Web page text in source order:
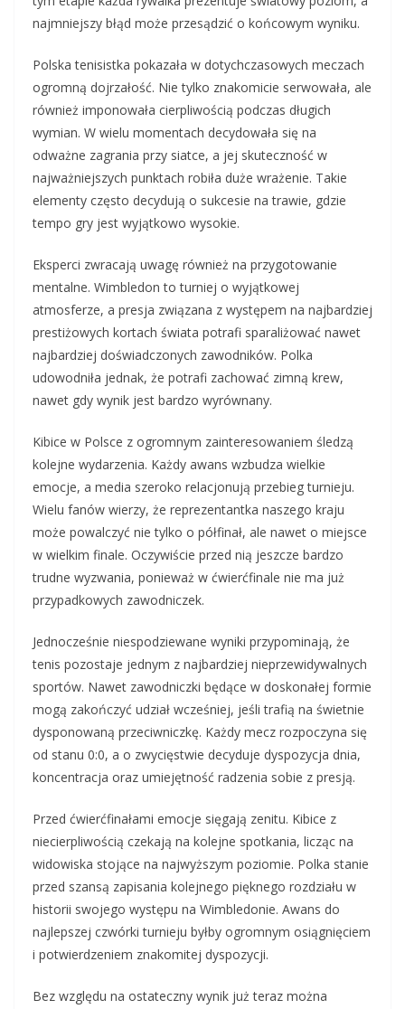
najmniejszy błąd może przesądzić o końcowym wyniku.
Polska tenisistka pokazała w dotychczasowych meczach
ogromną dojrzałość. Nie tylko znakomicie serwowała, ale
również imponowała cierpliwością podczas długich
wymian. W wielu momentach decydowała się na
odważne zagrania przy siatce, a jej skuteczność w
najważniejszych punktach robiła duże wrażenie. Takie
elementy często decydują o sukcesie na trawie, gdzie
tempo gry jest wyjątkowo wysokie.
Eksperci zwracają uwagę również na przygotowanie
mentalne. Wimbledon to turniej o wyjątkowej
atmosferze, a presja związana z występem na najbardziej
prestiżowych kortach świata potrafi sparaliżować nawet
najbardziej doświadczonych zawodników. Polka
udowodniła jednak, że potrafi zachować zimną krew,
nawet gdy wynik jest bardzo wyrównany.
Kibice w Polsce z ogromnym zainteresowaniem śledzą
kolejne wydarzenia. Każdy awans wzbudza wielkie
emocje, a media szeroko relacjonują przebieg turnieju.
Wielu fanów wierzy, że reprezentantka naszego kraju
może powalczyć nie tylko o półfinał, ale nawet o miejsce
w wielkim finale. Oczywiście przed nią jeszcze bardzo
trudne wyzwania, ponieważ w ćwierćfinale nie ma już
przypadkowych zawodniczek.
Jednocześnie niespodziewane wyniki przypominają, że
tenis pozostaje jednym z najbardziej nieprzewidywalnych
sportów. Nawet zawodniczki będące w doskonałej formie
mogą zakończyć udział wcześniej, jeśli trafią na świetnie
dysponowaną przeciwniczkę. Każdy mecz rozpoczyna się
od stanu 0:0, a o zwycięstwie decyduje dyspozycja dnia,
koncentracja oraz umiejętność radzenia sobie z presją.
Przed ćwierćfinałami emocje sięgają zenitu. Kibice z
niecierpliwością czekają na kolejne spotkania, licząc na
widowiska stojące na najwyższym poziomie. Polka stanie
przed szansą zapisania kolejnego pięknego rozdziału w
historii swojego występu na Wimbledonie. Awans do
najlepszej czwórki turnieju byłby ogromnym osiągnięciem
i potwierdzeniem znakomitej dyspozycji.
Bez względu na ostateczny wynik już teraz można